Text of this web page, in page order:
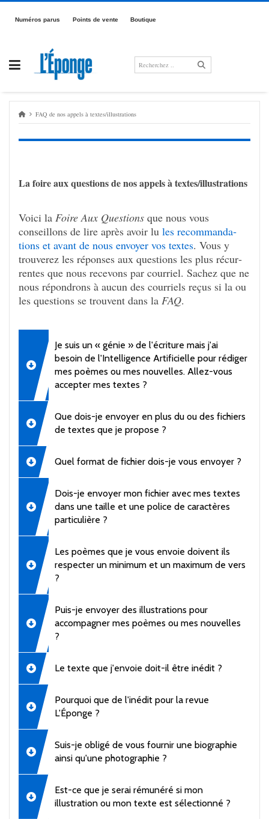
Passer
contenuNumé­­­ros parus Points de vente Boutique
FAQ de nos appels à textes/illus­­­tra­­­tions
La foire aux ques­tions de nos appels à textes/illus­­­tra­­­tions
Voici la Foire Aux Ques­tions que nous vous
conseillons de lire après avoir lu les recom­man­da­
tions et avant de nous envoyer vos textes. Vous y
trou­ve­rez les réponses aux ques­tions les plus récur­
rentes que nous rece­vons par cour­riel. Sachez que ne
nous répon­drons à aucun des cour­riels reçus si la ou
les ques­tions se trouvent dans la FAQ.
Je suis un « génie » de l'écriture mais j'ai
besoin de l'Intelligence Artificielle pour rédiger
mes poèmes ou mes nouvelles. Allez-vous
accepter mes textes ?
Que dois-je envoyer en plus du ou des fichiers
de textes que je propose ?
Quel format de fichier dois-je vous envoyer ?
Dois-je envoyer mon fichier avec mes textes
dans une taille et une police de caractères
particulière ?
Les poèmes que je vous envoie doivent ils
respecter un minimum et un maximum de vers
?
Puis-je envoyer des illustrations pour
accompagner mes poèmes ou mes nouvelles
?
Le texte que j'envoie doit-il être inédit ?
Pourquoi que de l'inédit pour la revue
L'Éponge ?
Suis-je obligé de vous fournir une biographie
ainsi qu'une photographie ?
Est-ce que je serai rémunéré si mon
illustration ou mon texte est sélectionné ?